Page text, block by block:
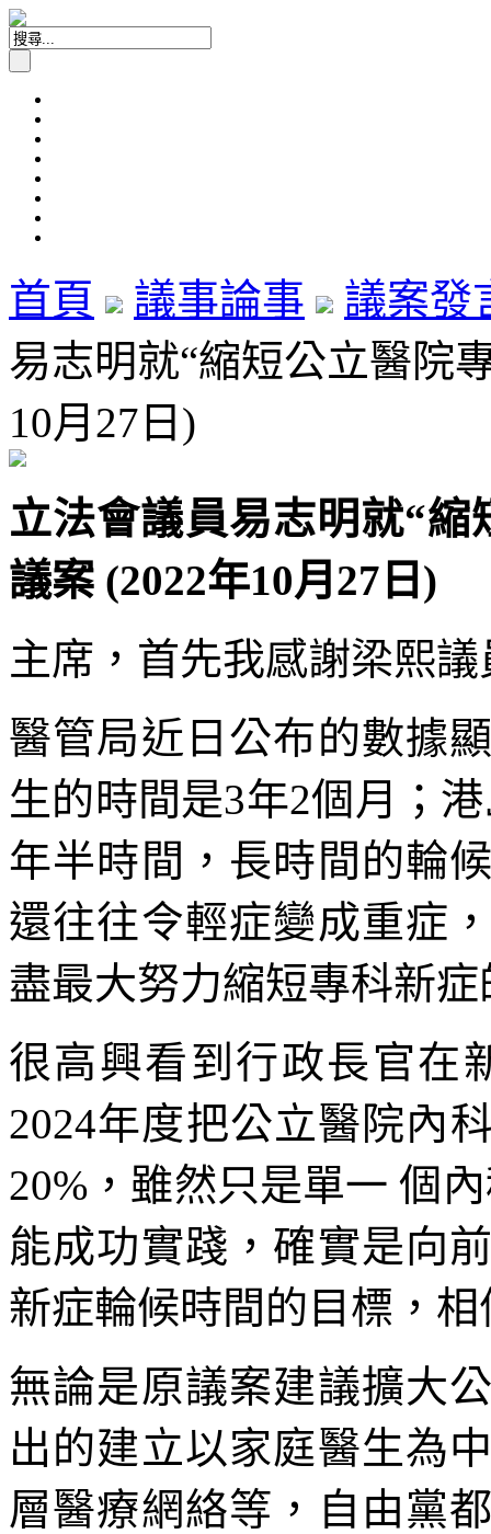
首頁 議事論事
議案發
易志明就“縮短公立醫院
10月27日)
立法會議員易志明就“
議案 (2022年10月27日)
主席，首先我感謝梁熙
醫管局近日公布的數據
生的時間是3年2個月；
年半時間，長時間的輪
還往往令輕症變成重症
盡最大努力縮短專科新
很高興看到行政長官在
2024年度把公立醫院內
20%，雖然只是單一 個
能成功實踐，確實是向
新症輪候時間的目標，
無論是原議案建議擴大
出的建立以家庭醫生為
層醫療網絡等，自由黨